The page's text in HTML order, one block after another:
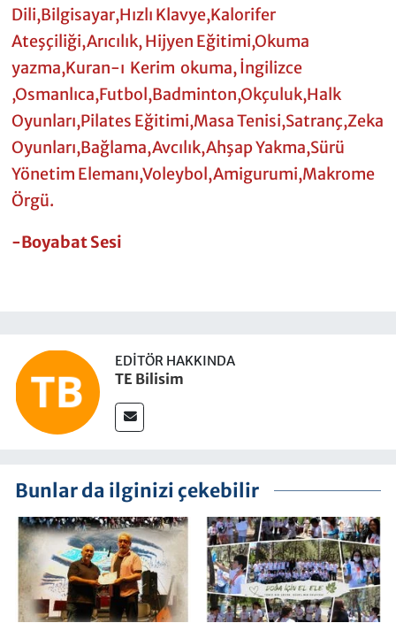
Dili,Bilgisayar,Hızlı Klavye,Kalorifer
Ateşçiliği,Arıcılık, Hijyen Eğitimi,Okuma
yazma,Kuran-ı Kerim okuma, İngilizce
,Osmanlıca,Futbol,Badminton,Okçuluk,Halk
Oyunları,Pilates Eğitimi,Masa Tenisi,Satranç,Zeka
Oyunları,Bağlama,Avcılık,Ahşap Yakma,Sürü
Yönetim Elemanı,Voleybol,Amigurumi,Makrome
Örgü.
-Boyabat Sesi
EDITÖR HAKKINDA
TE Bilisim
Bunlar da ilginizi çekebilir